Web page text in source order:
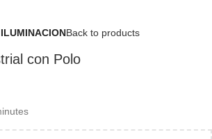
Back to products
con Polo